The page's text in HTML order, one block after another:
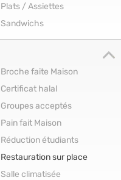
Plats / Assiettes
Sandwichs
Broche faite Maison
Certificat halal
Groupes acceptés
Pain fait Maison
Réduction étudiants
Restauration sur place
Salle climatisée